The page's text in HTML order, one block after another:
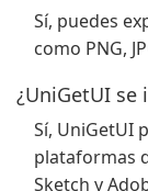
Sí, puedes
como PNG,
¿UniGetUI
Sí, UniGetUI
plataformas
Sketch y